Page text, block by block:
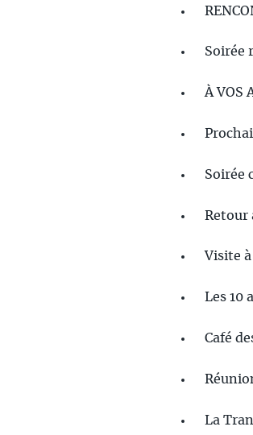
Soirée
À VOS
Soirée
Retour
Visite
Les 10
Café
La